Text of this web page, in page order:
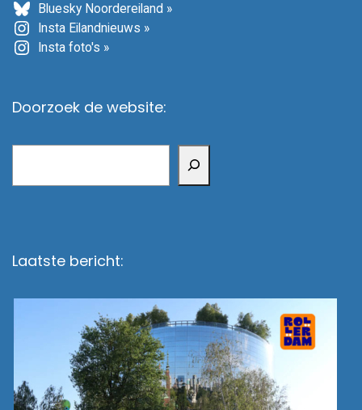
Bluesky Noordereiland »
Insta Eilandnieuws »
Insta foto's »
Doorzoek de website:
Laatste bericht: